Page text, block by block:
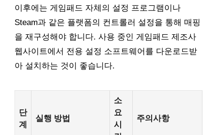
이후에는 게임패드 자체의 설정 프로그램이나
Steam과 같은 플랫폼의 컨트롤러 설정을 통해 매핑
을 재구성해야 합니다. 사용 중인 게임패드 제조사
웹사이트에서 전용 설정 소프트웨어를 다운로드받
아 설치하는 것이 좋습니다.
단
계
실행 방법
소
요
시
주의사항